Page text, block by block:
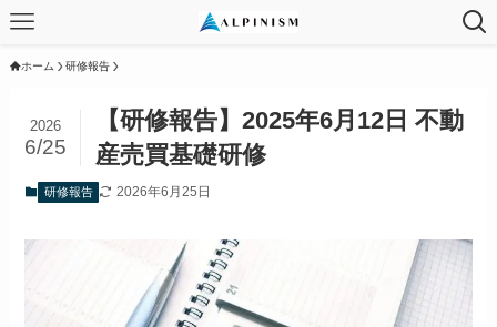
ホーム 研修報告
【研修報告】2025年6月12日 不動
産売買基礎研修
2026
6/25
研修報告 2026年6月25日